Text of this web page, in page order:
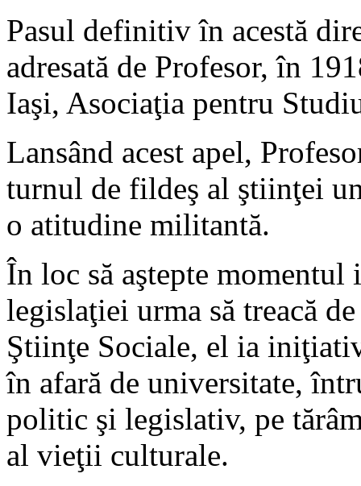
Pasul definitiv în acestă
adresată de Profesor, în
Iaşi, Asociaţia pentru
Lansând acest apel,
turnul de fildeş al ştiinţei
o atitudine militantă.
În loc să aştepte
legislaţiei urma să treacă
Ştiinţe Sociale, el ia
în afară de universitate,
politic şi legislativ, pe
al vieţii culturale.